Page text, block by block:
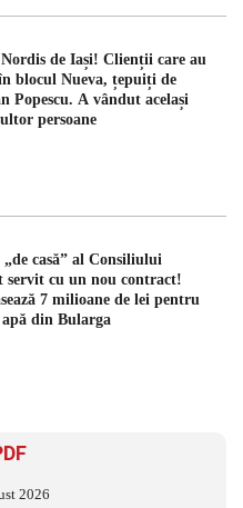
Nordis de Iași! Clienții care au
blocul Nueva, țepuiți de
Popescu. A vândut același
persoane
casă” al Consiliului
servit cu un nou contract!
7 milioane de lei pentru
din Bularga